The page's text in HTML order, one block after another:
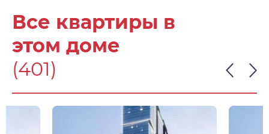
Все квартиры в
этом доме
(401)